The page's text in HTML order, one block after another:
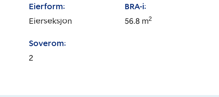
Eierform:
Eierseksjon
BRA-i:
56.8 m2
Soverom:
2